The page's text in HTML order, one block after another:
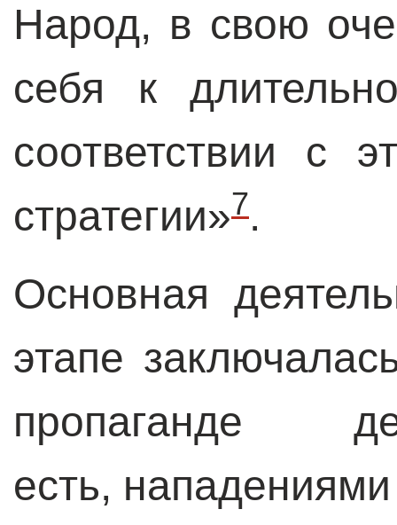
Народ, в свою
себя к
соответствии с
стратегии»7.
Основная
этапе
пропаганде
есть,